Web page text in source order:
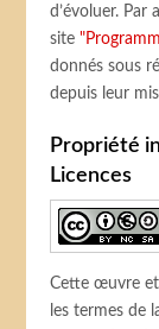
d’évoluer. Par
site
donnés sous
depuis leur
Propriété
Licences
Cette œuvre
les termes de